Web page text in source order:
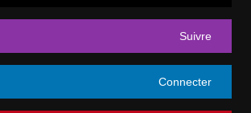
Suivre
Connecter